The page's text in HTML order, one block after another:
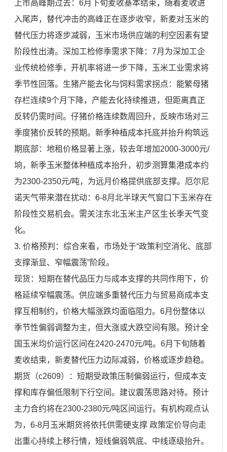
上市高峰期过去：6月下旬麦收基本结束，随着麦收进
入尾声，替代冲击的高峰正在逐步收窄，新麦对玉米的
替代压力将逐步减弱，玉米市场供应端的利空因素有望
阶段性出清。深加工检修季需求下降：7月为深加工企
业传统检修季，开机率将进一步下降，玉米工业需求将
季节性回落。生猪产能去化与饲料需求拐点：能繁母猪
存栏连续9个月下降，产能去化持续推进，但距离真正
反转仍需时间。仔猪价格连续数周回升，反映市场对三
季度猪价反转的预期。新季种植成本托底并抬升构筑远
期底部：地租价格显著上涨，较去年增加2000-3000元/
垧，新季玉米整体种植成本抬升，初步测算集港成本约
为2300-2350元/吨，为远月价格提供底部支撑。厄尔尼
诺天气带来潜在扰动：6-8月北半球天气窗口下玉米存在
阶段性交易机会。需关注东北玉米主产区生长季天气变
化。
3. 价格预判：综合来看，市场处于“政策利空消化、底部
支撑渐显、窄幅震荡”阶段。
现货：短期在替代品压力与成本支撑的共同作用下，价
格延续窄幅震荡。供应端多重替代压力与贸易商成本支
撑互相制约，价格大幅涨跌均面临阻力。6月份整体以
季节性偏弱调整为主，但大涨或大跌空间有限。预计全
国玉米均价运行区间在2420-2470元/吨。6月下旬随着
麦收结束，新麦替代压力边际减弱，价格或逐步趋稳。
期货（c2609）：短期受政策压制偏弱运行，但成本支
撑和库存偏低限制下行空间。建议震荡思路对待。预计
主力合约将在2300-2380元/吨区间运行。有机构观点认
为，6-8月玉米期货将依托供需硬支撑 政策定价导向走
出重心持续上移行情，短线偏弱筑底、中线逐级抬升。